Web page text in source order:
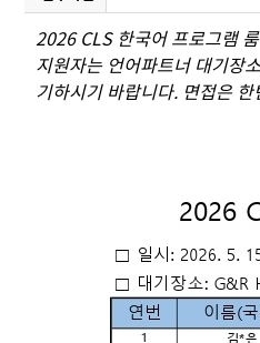
2026 CLS 한국어 프로그램
지원자는 언어파트너 대기장
기하시기 바랍니다. 면접은